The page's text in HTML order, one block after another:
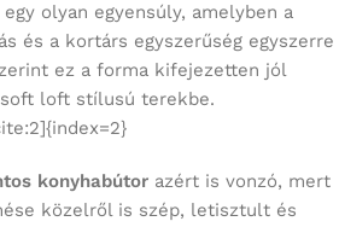
olyan egyensúly, amelyben a
és a kortárs egyszerűség egyszerre
ez a forma kifejezetten jól
loft stílusú terekbe.
konyhabútor azért is vonzó, mert
közelről is szép, letisztult és